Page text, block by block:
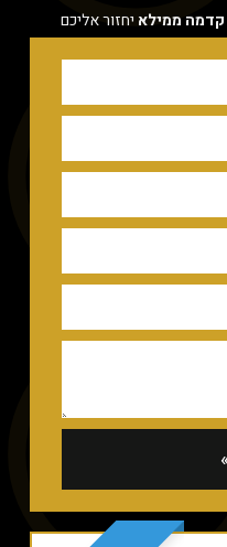
קדמה ממילאיחזור אליכם